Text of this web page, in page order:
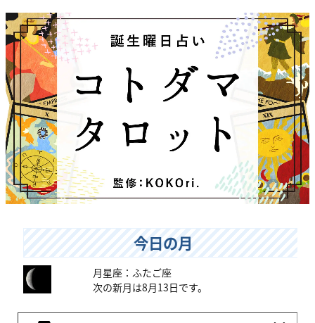
今日の月
月星座：ふたご座
次の新月は8月13日です。